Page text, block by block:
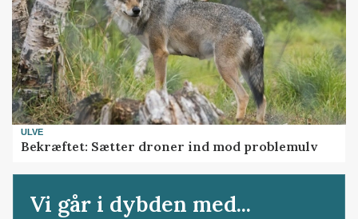
ULVE
Bekræftet: Sætter droner ind mod problemulv
Vi går i dybden med...